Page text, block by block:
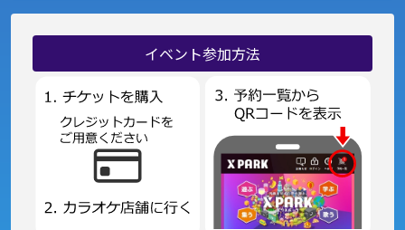
イベント参加方法